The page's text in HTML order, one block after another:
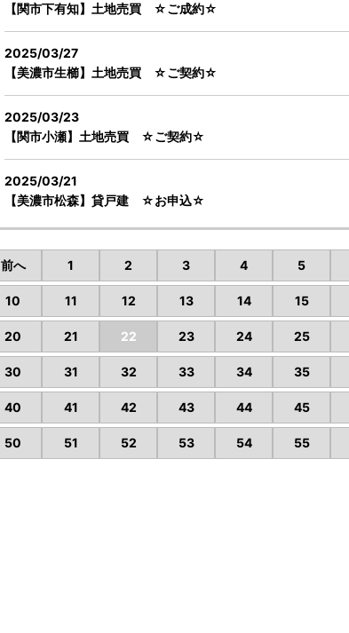
【関市下有知】土地売買 ☆ご成約☆
2025/03/27
【美濃市生櫛】土地売買 ☆ご契約☆
2025/03/23
【関市小瀬】土地売買 ☆ご契約☆
2025/03/21
【美濃市松森】貸戸建 ☆お申込☆
前へ 1 2 3 4 5
10 11 12 13 14 15
20 21 22 23 24 25
30 31 32 33 34 35
40 41 42 43 44 45
50 51 52 53 54 55